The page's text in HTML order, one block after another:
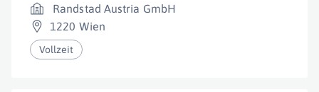
Randstad Austria GmbH
1220 Wien
Vollzeit